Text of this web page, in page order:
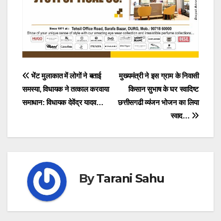
Post
navigation
मुख्यमंत्री ने इस ग्राम के निवासी
किसान सुभाष के घर स्वादिष्ट
छत्तीसगढी व्यंजन भोजन का लिया
स्वाद…
भेंट मुलाकात में लोगों ने बताई
समस्या, विधायक ने तत्काल करवाया
समाधान: विधायक देवेंद्र यादव…
ByTarani Sahu